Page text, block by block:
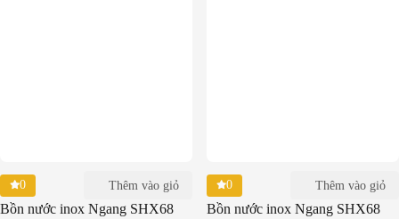
0 Thêm vào giỏ
Bồn nước inox Ngang SHX68
0 Thêm vào giỏ
Bồn nước inox Ngang SHX68